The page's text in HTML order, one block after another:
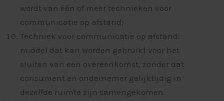
wordt van één of meer technieken voor
communicatie op afstand;
Techniek voor communicatie op afstand:
middel dat kan worden gebruikt voor het
sluiten van een overeenkomst, zonder dat
consument en ondernemer gelijktijdig in
dezelfde ruimte zijn samengekomen.